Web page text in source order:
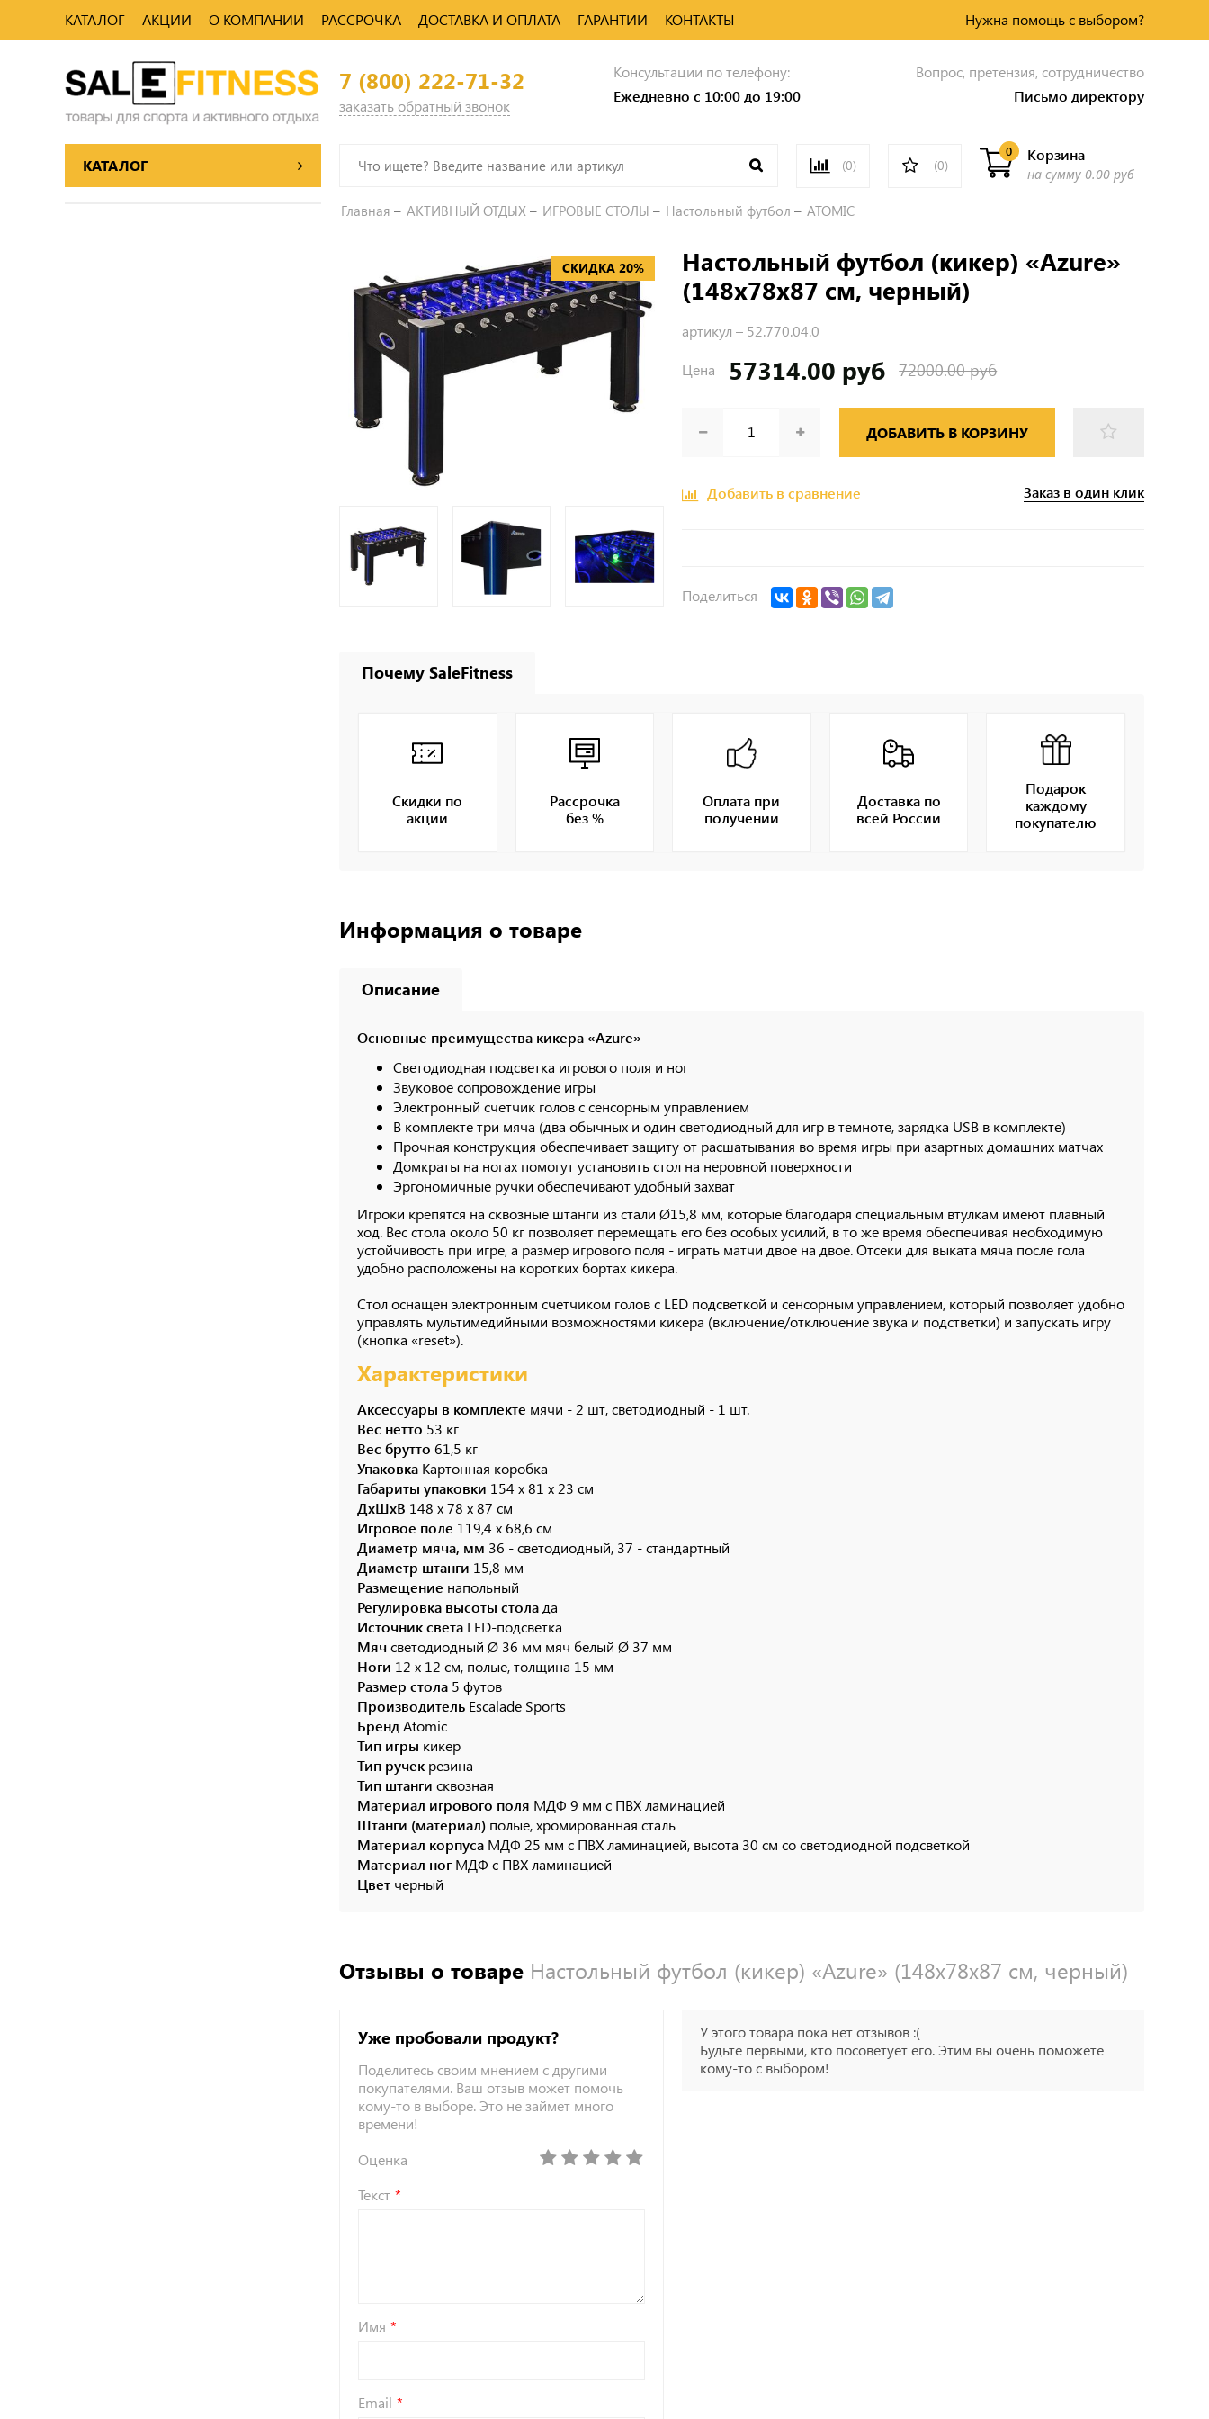
КАТАЛОГ АКЦИИ О КОМПАНИИ РАССРОЧКА ДОСТАВКА И ОПЛАТА ГАРАНТИИ КОНТАКТЫ Нужна помощь с выбором?
7 (800) 222-71-32
заказать обратный звонок
Консультации по телефону:
Ежедневно с 10:00 до 19:00
Вопрос, претензия, сотрудничество
Письмо директору
КАТАЛОГ (0) (0)
Корзина
0
на сумму 0.00 руб
Главная АКТИВНЫЙ ОТДЫХ ИГРОВЫЕ СТОЛЫ Настольный футбол ATOMIC
СКИДКА 20%
Настольный футбол (кикер) «Azure»
(148x78x87 см, черный)
артикул – 52.770.04.0
Цена 57314.00 руб 72000.00 руб
ДОБАВИТЬ В КОРЗИНУ
Добавить в сравнение Заказ в один клик
Поделиться
Почему SaleFitness
Скидки по
акции
Рассрочка
без %
Оплата при
получении
Доставка по
всей России
Подарок
каждому
покупателю
Информация о товаре
Описание
Основные преимущества кикера «Azure»
Светодиодная подсветка игрового поля и ног
Звуковое сопровождение игры
Электронный счетчик голов с сенсорным управлением
В комплекте три мяча (два обычных и один светодиодный для игр в темноте, зарядка USB в комплекте)
Прочная конструкция обеспечивает защиту от расшатывания во время игры при азартных домашних матчах
Домкраты на ногах помогут установить стол на неровной поверхности
Эргономичные ручки обеспечивают удобный захват
Игроки крепятся на сквозные штанги из стали Ø15,8 мм, которые благодаря специальным втулкам имеют плавный
ход. Вес стола около 50 кг позволяет перемещать его без особых усилий, в то же время обеспечивая необходимую
устойчивость при игре, а размер игрового поля - играть матчи двое на двое. Отсеки для выката мяча после гола
удобно расположены на коротких бортах кикера.
Стол оснащен электронным счетчиком голов с LED подсветкой и сенсорным управлением, который позволяет удобно
управлять мультимедийными возможностями кикера (включение/отключение звука и подстветки) и запускать игру
(кнопка «reset»).
Характеристики
Аксессуары в комплекте мячи - 2 шт, светодиодный - 1 шт.
Вес нетто 53 кг
Вес брутто 61,5 кг
Упаковка Картонная коробка
Габариты упаковки 154 х 81 х 23 см
ДхШхВ 148 x 78 x 87 см
Игровое поле 119,4 х 68,6 см
Диаметр мяча, мм 36 - светодиодный, 37 - стандартный
Диаметр штанги 15,8 мм
Размещение напольный
Регулировка высоты стола да
Источник света LED-подсветка
Мячсветодиодный Ø 36 мм мяч белый Ø 37 мм
Ноги 12 x 12 см, полые, толщина 15 мм
Размер стола 5 футов
Производитель Escalade Sports
Бренд Atomic
Тип игры кикер
Тип ручек резина
Тип штанги сквозная
Материал игрового поля МДФ 9 мм с ПВХ ламинацией
Штанги (материал) полые, хромированная сталь
Материал корпуса МДФ 25 мм с ПВХ ламинацией, высота 30 см со светодиодной подсветкой
Материал ног МДФ с ПВХ ламинацией
Цвет черный
Отзывы о товаре Настольный футбол (кикер) «Azure» (148x78x87 см, черный)
Уже пробовали продукт?
Поделитесь своим мнением с другими
покупателями. Ваш отзыв может помочь
кому-то в выборе. Это не займет много
времени!
Оценка
Текст
Имя
Email
У этого товара пока нет отзывов :(
Будьте первыми, кто посоветует его. Этим вы очень поможете
кому-то с выбором!